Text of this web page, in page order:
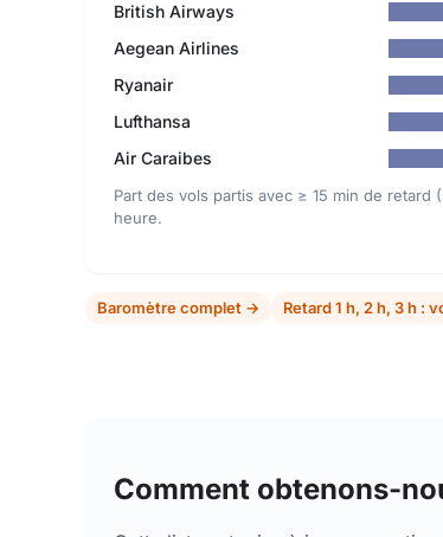
British Airways
Aegean Airlines
Ryanair
Lufthansa
Air Caraibes
Part des vols partis avec ≥ 15 min de
heure.
Baromètre complet → Retard 1 h, 2 h, 3 h :
Comment obtenons-